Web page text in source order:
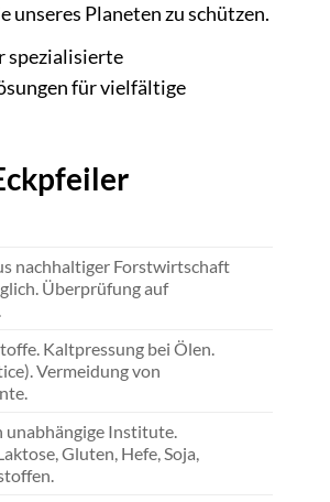
unseres Planeten zu schützen.
spezialisierte
für vielfältige
nachhaltiger Forstwirtschaft
Überprüfung auf
Kaltpressung bei Ölen.
Vermeidung von
unabhängige Institute.
Gluten, Hefe, Soja,